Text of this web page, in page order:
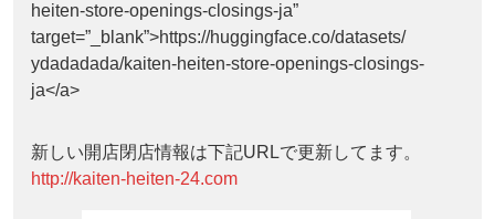
heiten-store-openings-closings-ja”
target=”_blank”>https://huggingface.co/datasets/
ydadadada/kaiten-heiten-store-openings-closings-
ja</a>
新しい開店閉店情報は下記URLで更新してます。
http://kaiten-heiten-24.com